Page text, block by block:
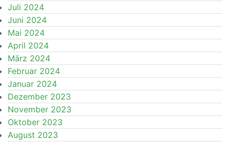
Juli 2024
Juni 2024
Mai 2024
April 2024
März 2024
Februar 2024
Januar 2024
Dezember 2023
November 2023
Oktober 2023
August 2023